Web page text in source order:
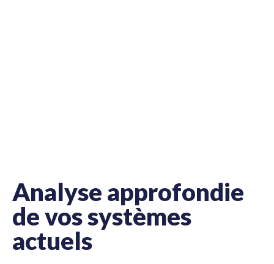
Analyse approfondie
de vos systèmes
actuels